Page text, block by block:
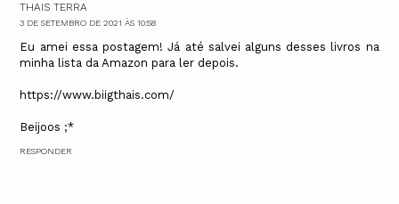
THAIS TERRA
3 DE SETEMBRO DE 2021 ÀS 10:58
Eu amei essa postagem! Já até salvei alguns desses livros na
minha lista da Amazon para ler depois.
https://www.biigthais.com/
Beijoos ;*
RESPONDER